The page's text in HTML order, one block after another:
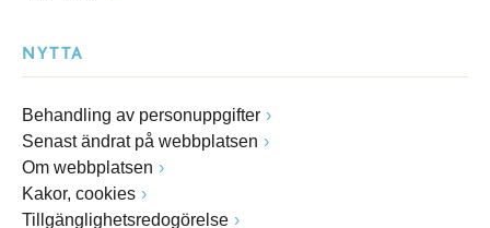
NYTTA
Behandling av personuppgifter
Senast ändrat på webbplatsen
Om webbplatsen
Kakor, cookies
Tillgänglighetsredogörelse